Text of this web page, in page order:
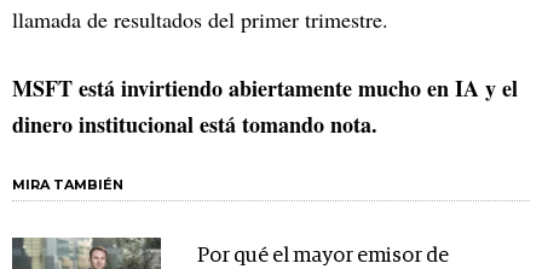
llamada de resultados del primer trimestre.
MSFT está invirtiendo abiertamente mucho en IA y el
dinero institucional está tomando nota.
MIRA TAMBIÉN
Por qué el mayor emisor de